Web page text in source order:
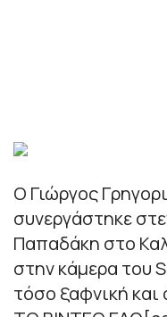
Ο Γιώργος
συνεργάστηκε
Παπαδάκη στο
στην κάμερα του
τόσο ξαφνική και